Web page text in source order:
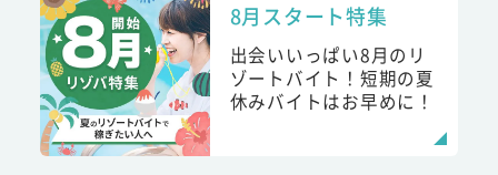
8月スタート特集
出会いいっぱい8月のリ
ゾートバイト！短期の夏
休みバイトはお早めに！